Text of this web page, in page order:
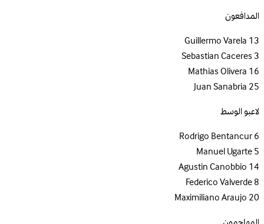
المدافعون
13
Guillermo Varela
3
Sebastian Caceres
16
Mathias Olivera
25
Juan Sanabria
لاعبو الوسط
6
Rodrigo Bentancur
5
Manuel Ugarte
14
Agustin Canobbio
8
Federico Valverde
20
Maximiliano Araujo